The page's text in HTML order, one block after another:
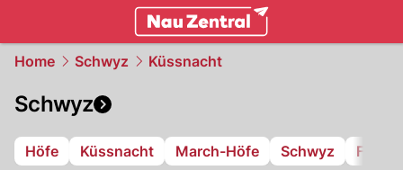
Home Schwyz Küssnacht
Schwyz
Höfe Küssnacht March-Höfe Schwyz FC